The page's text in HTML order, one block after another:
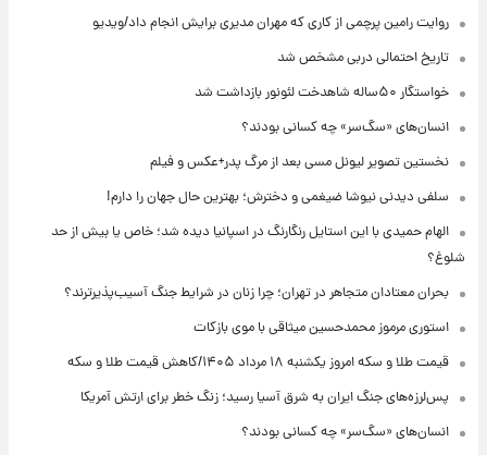
روایت رامین پرچمی از کاری که مهران مدیری برایش انجام داد/ویدیو
تاریخ احتمالی دربی مشخص شد
خواستگار ۵۰ساله شاهدخت لئونور بازداشت شد
انسان‌های «سگ‌سر» چه کسانی بودند؟
نخستین تصویر لیونل مسی بعد از مرگ پدر+عکس و فیلم
سلفی دیدنی نیوشا ضیغمی و دخترش؛ بهترین حال جهان را دارم!
الهام حمیدی با این استایل رنگارنگ در اسپانیا دیده شد؛ خاص یا بیش از حد
شلوغ؟
بحران معتادان متجاهر در تهران؛ چرا زنان در شرایط جنگ آسیب‌پذیرترند؟
استوری مرموز محمدحسین میثاقی با موی بازکات
قیمت طلا و سکه امروز یکشنبه ۱۸ مرداد ۱۴۰۵/کاهش قیمت طلا و سکه
پس‌لرزه‌های جنگ ایران به شرق آسیا رسید؛ زنگ خطر برای ارتش آمریکا
انسان‌های «سگ‌سر» چه کسانی بودند؟